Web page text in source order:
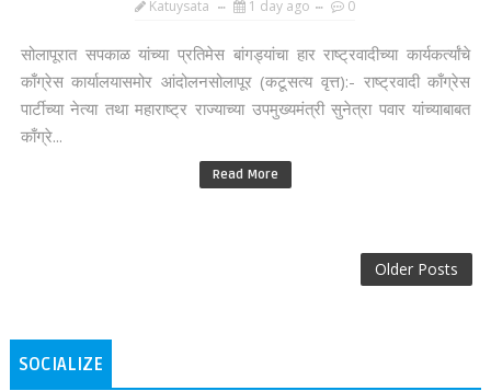
Katuysata 1 day ago 0
सोलापूरात सपकाळ यांच्या प्रतिमेस बांगड्यांचा हार राष्ट्रवादीच्या कार्यकर्त्यांचे
काँग्रेस कार्यालयासमोर आंदोलनसोलापूर (कटूसत्य वृत्त):- राष्ट्रवादी काँग्रेस
पार्टीच्या नेत्या तथा महाराष्ट्र राज्याच्या उपमुख्यमंत्री सुनेत्रा पवार यांच्याबाबत
काँग्रे...
Read More
Older Posts
SOCIALIZE